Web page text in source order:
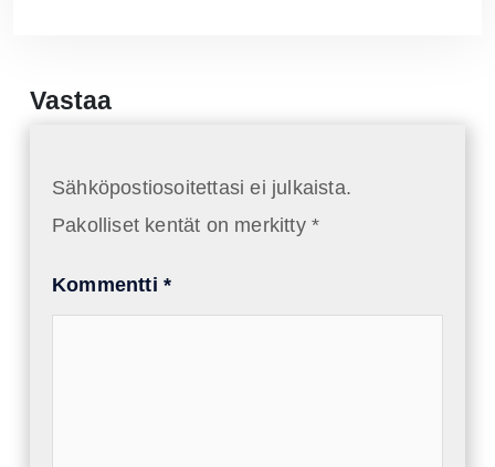
Vastaa
Sähköpostiosoitettasi ei julkaista.
Pakolliset kentät on merkitty *
Kommentti *